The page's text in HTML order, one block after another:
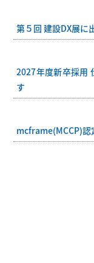
第５回 建設DX展に
2027年度新卒採用
す
mcframe(MCCP)認